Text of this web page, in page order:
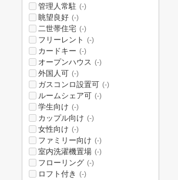
管理人常駐 (-)
眺望良好 (-)
二世帯住宅 (-)
フリーレント (-)
カードキー (-)
オープンハウス (-)
外国人可 (-)
ガスコンロ設置可 (-)
ルームシェア可 (-)
学生向け (-)
カップル向け (-)
女性向け (-)
ファミリー向け (-)
室内洗濯機置場 (-)
フローリング (-)
ロフト付き (-)